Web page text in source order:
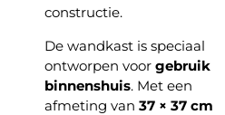
constructie.
De wandkast is speciaal
ontworpen voor gebruik
binnenshuis. Met een
afmeting van 37 × 37 cm